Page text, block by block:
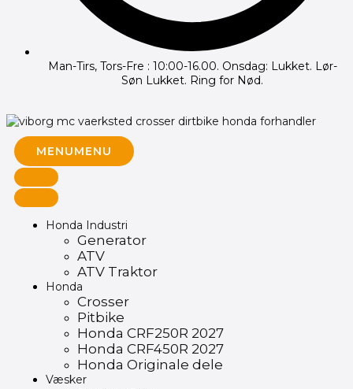
Man-Tirs, Tors-Fre : 10:00-16.00. Onsdag: Lukket. Lør-
Søn Lukket. Ring for Nød.
MENUMENU
Honda Industri
Generator
ATV
ATV Traktor
Honda
Crosser
Pitbike
Honda CRF250R 2027
Honda CRF450R 2027
Honda Originale dele
Væsker